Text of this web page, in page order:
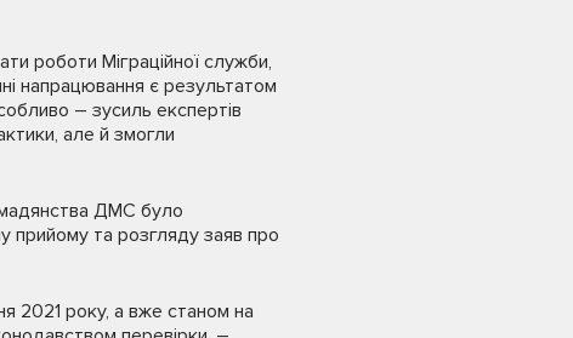
роботи Міграційної служби,
напрацювання є результатом
– зусиль експертів
але й змогли
ДМС було
прийому та розгляду заяв про
2021 року, а вже станом на